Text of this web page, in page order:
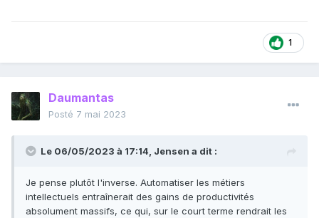
1
Daumantas
Posté 7 mai 2023
Le 06/05/2023 à 17:14, Jensen a dit :
Je pense plutôt l'inverse. Automatiser les métiers
intellectuels entraînerait des gains de productivités
absolument massifs, ce qui, sur le court terme rendrait les